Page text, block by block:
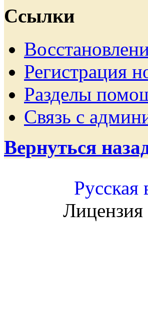
Ссылки
Регистрация
Разделы
Связь с
Вернуться
Русская
Лицензия